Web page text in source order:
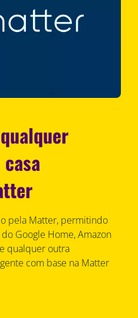
pela Matter, permitindo
Google Home, Amazon
qualquer outra
com base na Matter